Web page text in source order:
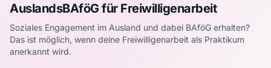
AuslandsBAföG für Freiwilligenarbeit
Soziales Engagement im Ausland und dabei BAföG erhalten?
Das ist möglich, wenn deine Freiwilligenarbeit als Praktikum
anerkannt wird.